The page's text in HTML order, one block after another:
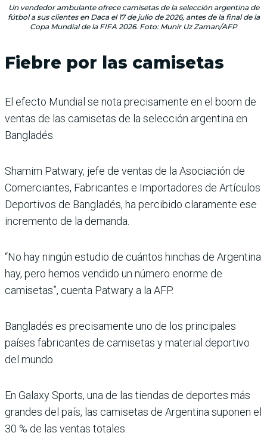
Un vendedor ambulante ofrece camisetas de la selección argentina de
fútbol a sus clientes en Daca el 17 de julio de 2026, antes de la final de la
Copa Mundial de la FIFA 2026. Foto: Munir Uz Zaman/AFP
Fiebre por las camisetas
El efecto Mundial se nota precisamente en el boom de
ventas de las camisetas de la selección argentina en
Bangladés.
Shamim Patwary, jefe de ventas de la Asociación de
Comerciantes, Fabricantes e Importadores de Artículos
Deportivos de Bangladés, ha percibido claramente ese
incremento de la demanda.
“No hay ningún estudio de cuántos hinchas de Argentina
hay, pero hemos vendido un número enorme de
camisetas”, cuenta Patwary a la AFP.
Bangladés es precisamente uno de los principales
países fabricantes de camisetas y material deportivo
del mundo.
En Galaxy Sports, una de las tiendas de deportes más
grandes del país, las camisetas de Argentina suponen el
30 % de las ventas totales.